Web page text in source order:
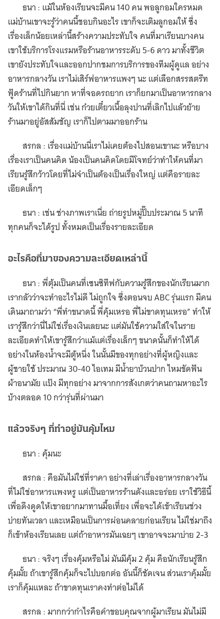
ธนา : แม้ในห้องเรียนจะมีคน 140 คน พอลูกอมใครหมด
แม่บ้านเขาจะรู้ว่าคนนี้ชอบกินอะไร เขาก็จะเติมลูกอมให้ ซึ่ง
เรื่องเล็กน้อยเหล่านี้สร้างความประทับใจ คนที่มาเรียนบางคน
เขาใช้บริการโรงแรมหรือร้านอาหารระดับ 5-6 ดาว มาทั้งชีวิต
เขายังประทับใจและออกปากชมการบริการของทีมผู้ดูแล อย่าง
อาหารกลางวัน เราไม่เสิร์ฟอาหารแพงๆ นะ แต่เลือกสรรสตรีท
ฟู้ดร้านที่ไปกินยาก หาที่จอดรถยาก เราก็ยกมาเป็นอาหารกลาง
วันให้เขาได้กินที่นี่ เช่น ก๋วยเตี๋ยวเนื้อลุงปานที่เลิกไปแล้วย้าย
ร้านมาอยู่อัสสัมชัญ เราก็ไปตามมาออกร้าน
สรกล : เรื่องแม่บ้านนี่เราไม่เคยต้องไปสอนเขานะ หรือบาง
เรื่องเราเป็นคนคิด น้องเป็นคนคิดโดยมีโจทย์ว่าทำให้คนที่มา
เรียนรู้สึกว้าวโดยที่ไม่จำเป็นต้องเป็นเรื่องใหญ่ แต่คือรายละ
เอียดเล็กๆ
ธนา : เช่น ช่างภาพเราเนี่ย ถ่ายรูปหมู่ปั๊บประมาณ 5 นาที
ทุกคนก็จะได้รูป ทั้งหมดเป็นเรื่องรายละเอียด
อะไรคือที่มาของความละเอียดเหล่านี้
ธนา : พี่ตุ้มเป็นคนที่เซนซิทีฟกับความรู้สึกของนักเรียนมาก
เรากลัวว่าจะทำอะไรไม่ดี ไม่ถูกใจ ซึ่งตอนจบ ABC รุ่นแรก มีคน
เดินมาถามว่า “พี่ทำขนาดนี้ พี่คุ้มเหรอ พี่ไม่ขาดทุนเหรอ” ทำให้
เรารู้สึกว่านี่ไม่ใช่เรื่องเงินเลยนะ แต่มันใช้ความใส่ใจในราย
ละเอียดทำให้เขารู้สึกว่าแม้แต่เรื่องเล็กๆ ขนาดนั้นก็ทำให้ได้
อย่างในห้องน้ำจะมีตู้หนึ่ง ในนั้นมีของทุกอย่างที่ผู้หญิงและ
ผู้ชายใช้ ประมาณ 30-40 ไอเทม มีน้ำยาบ้วนปาก ไหมขัดฟัน
ผ้าอนามัย แป้ง มีทุกอย่าง มาจากการสังเกตว่าคนถามหาอะไร
บ้างตลอด 10 กว่ารุ่นที่ผ่านมา
แล้วจริงๆ ที่ทำอยู่มันคุ้มไหม
ธนา : คุ้มนะ
สรกล : คือมันไม่ใช่ที่ราคา อย่างที่เล่าเรื่องอาหารกลางวัน
ที่ไม่ใช่อาหารแพงหรู แต่เป็นอาหารร้านดังและอร่อย เราใช้วิธีนี้
เพื่อดึงดูดให้เขาอยากมาทานมื้อเที่ยง เพื่อจะได้เข้าเรียนช่วง
บ่ายทันเวลา และเหมือนเป็นการผ่อนคลายก่อนเรียน ไม่ใช่มาถึง
ก็เข้าห้องเรียนเลย แต่ถ้าอาหารมันเฉยๆ เขาอาจจะมาบ่าย 2-3
ธนา : จริงๆ เรื่องคุ้มหรือไม่ มันมีคุ้ม 2 คุ้ม คือนักเรียนรู้สึก
คุ้มมั้ย ถ้าเขารู้สึกคุ้มก็จะไปบอกต่อ อันนี้ก็ชัดเจน ส่วนเราคุ้มมั้ย
เราก็คุ้มแหละ ถ้าขาดทุนเราคงทำต่อไม่ได้
สรกล : มากกว่ากำไรคือคำขอบคุณจากผู้มาเรียน มันไม่มี